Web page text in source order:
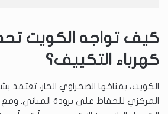
كيف تواجه الكويت
كهرباء التكييف؟
الكويت، بمناخها الصحراوي الحار،
المركزي للحفاظ على برودة المباني.